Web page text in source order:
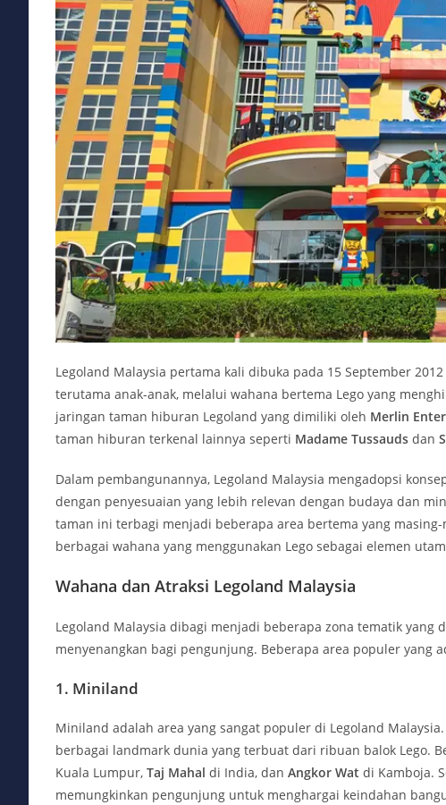
Legoland Malaysia pertama kali dibuka pada 15 September
terutama anak-anak, melalui wahana bertema Lego yang
jaringan taman hiburan Legoland yang dimiliki oleh Merlin
taman hiburan terkenal lainnya seperti Madame Tussauds dan
Dalam pembangunannya, Legoland Malaysia mengadopsi
dengan penyesuaian yang lebih relevan dengan budaya dan
taman ini terbagi menjadi beberapa area bertema yang
berbagai wahana yang menggunakan Lego sebagai elemen
Wahana dan Atraksi Legoland Malaysia
Legoland Malaysia dibagi menjadi beberapa zona tematik
menyenangkan bagi pengunjung. Beberapa area populer yang
1. Miniland
Miniland adalah area yang sangat populer di Legoland
berbagai landmark dunia yang terbuat dari ribuan balok Lego.
Kuala Lumpur, Taj Mahal di India, dan Angkor Wat di Kamboja.
memungkinkan pengunjung untuk menghargai keindahan